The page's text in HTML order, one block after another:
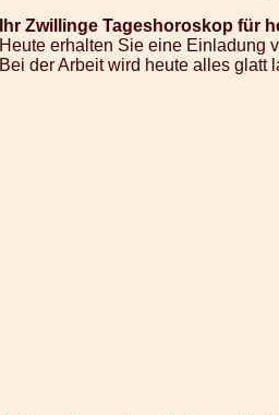
Ihr Zwillinge Tageshoroskop für
Heute erhalten Sie eine Einladung
Bei der Arbeit wird heute alles glatt